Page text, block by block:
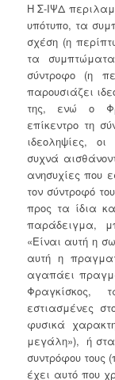
Η Σ-ΙΨΔ
υπότυπο, τα
σχέση (η
τα συμπτώματα
σύντροφο (η
παρουσιάζει
της, ενώ ο
επίκεντρο τη
ιδεοληψίες, οι
συχνά
ανησυχίες που
τον σύντροφό
προς τα ίδια
παράδειγμα,
«Είναι αυτή η
αυτή η
αγαπάει
Φραγκίσκος,
εστιασμένες
φυσικά
μεγάλη»), ή στα
συντρόφου τους
έχει αυτό που